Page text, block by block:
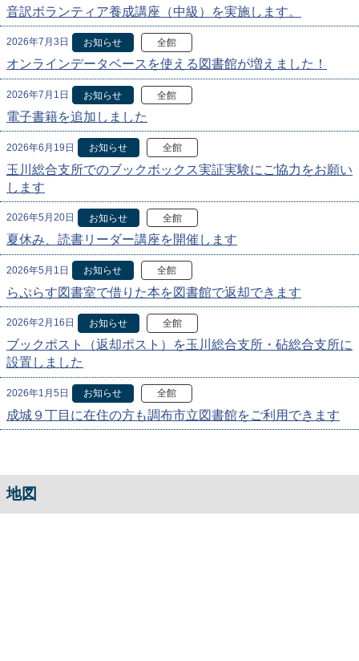
音訳ボランティア養成講座（中級）を実施します。
2026年7月3日 お知らせ 全館
オンラインデータベースを使える図書館が増えました！
2026年7月1日 お知らせ 全館
電子書籍を追加しました
2026年6月19日 お知らせ 全館
玉川総合支所でのブックボックス実証実験にご協力をお願い
します
2026年5月20日 お知らせ 全館
夏休み、読書リーダー講座を開催します
2026年5月1日 お知らせ 全館
らぷらす図書室で借りた本を図書館で返却できます
2026年2月16日 お知らせ 全館
ブックポスト（返却ポスト）を玉川総合支所・砧総合支所に
設置しました
2026年1月5日 お知らせ 全館
成城９丁目に在住の方も調布市立図書館をご利用できます
地図